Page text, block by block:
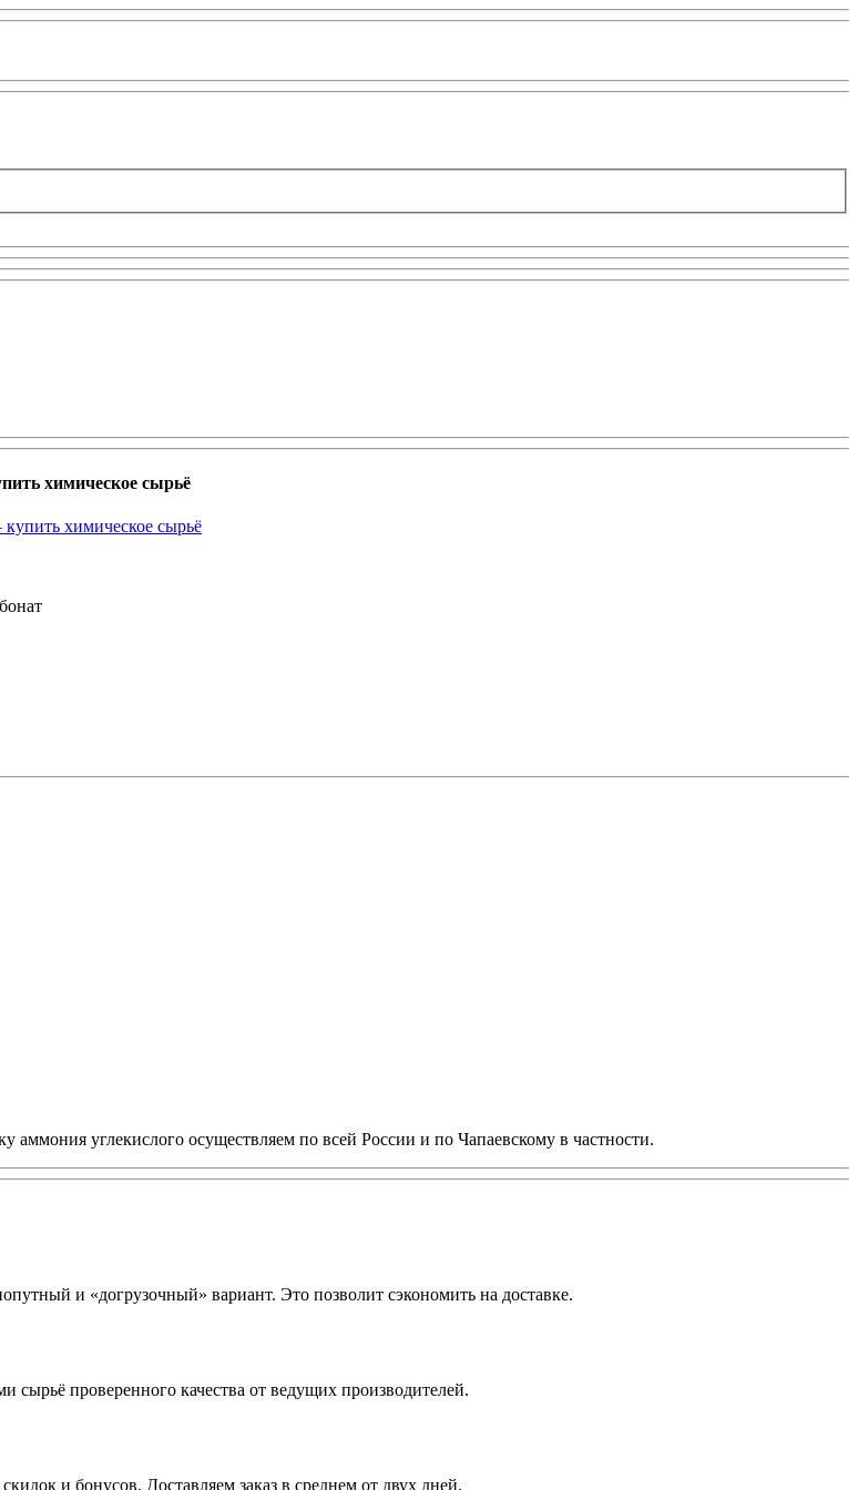
химическое сырьё
углекислого осуществляем по всей России и по Чапаевскому в частности.
и «догрузочный» вариант. Это позволит сэкономить на доставке.
сырьё проверенного качества от ведущих производителей.
и бонусов. Доставляем заказ в среднем от двух дней.